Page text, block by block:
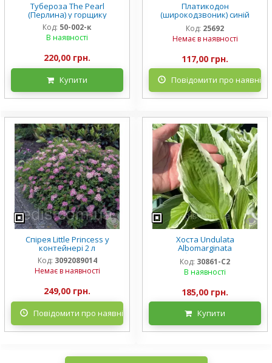
Тубероза The Pearl
(Перлина) у горщику
Код: 50-002-к
В наявності
220,00 грн.
Купити
Платикодон
(широкодзвоник) синій
низькорослий Mariesii у
горщику
Код: 25692
Немає в наявності
117,00 грн.
Повідомити про
Спірея Little Princess у
контейнері 2 л
Код: 3092089014
Немає в наявності
249,00 грн.
Повідомити про наявність
Хоста Undulata
Albomarginata
(Альбомарджината)
контейнер 2 л, 3/+ розетки
Код: 30861-С2
В наявності
185,00 грн.
Купити